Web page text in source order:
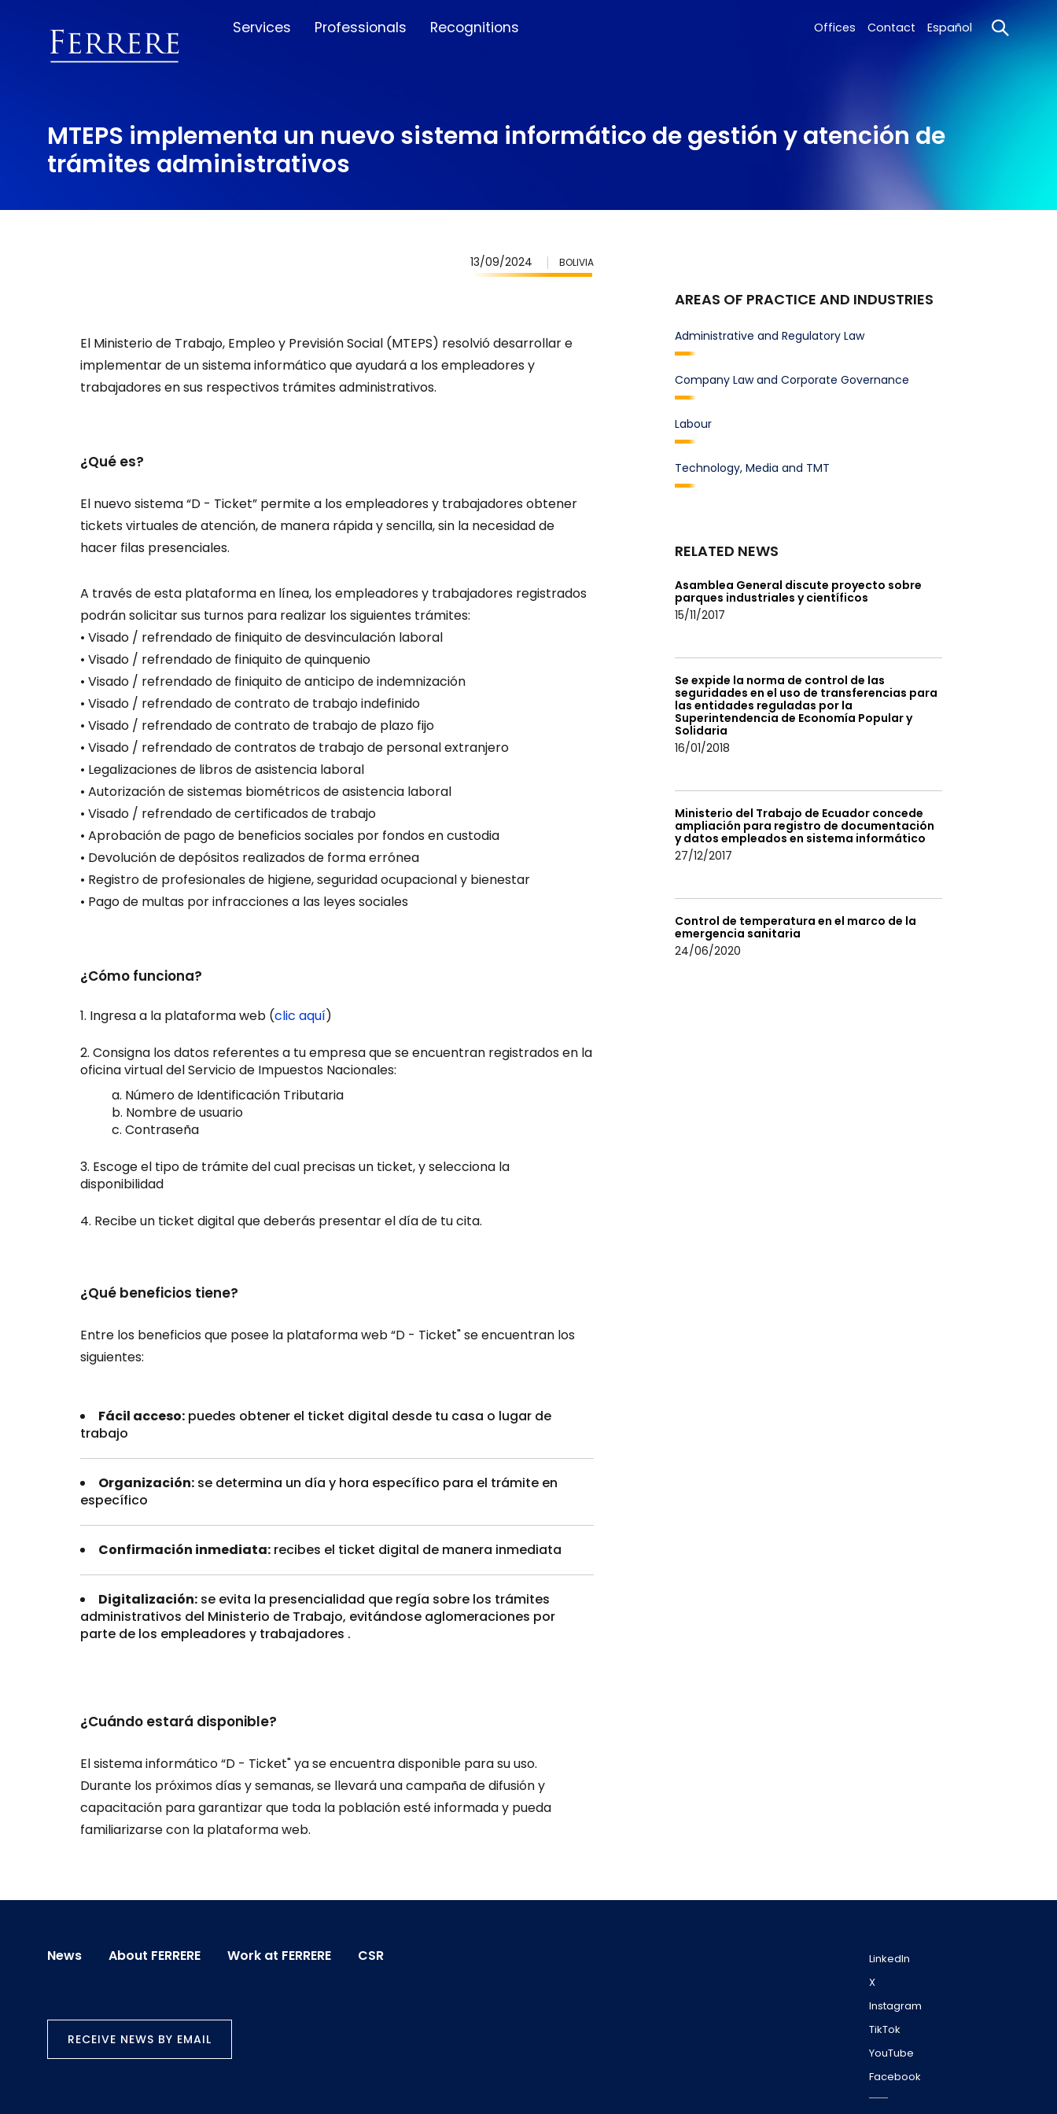
Services Professionals Recognitions Offices Contact Español
MTEPS implementa un nuevo sistema informático de gestión y atención de
trámites administrativos
13/09/2024 BOLIVIA
El Ministerio de Trabajo, Empleo y Previsión Social (MTEPS) resolvió desarrollar e
implementar de un sistema informático que ayudará a los empleadores y
trabajadores en sus respectivos trámites administrativos.
¿Qué es?
El nuevo sistema “D - Ticket” permite a los empleadores y trabajadores obtener
tickets virtuales de atención, de manera rápida y sencilla, sin la necesidad de
hacer filas presenciales.
A través de esta plataforma en línea, los empleadores y trabajadores registrados
podrán solicitar sus turnos para realizar los siguientes trámites:
• Visado / refrendado de finiquito de desvinculación laboral
• Visado / refrendado de finiquito de quinquenio
• Visado / refrendado de finiquito de anticipo de indemnización
• Visado / refrendado de contrato de trabajo indefinido
• Visado / refrendado de contrato de trabajo de plazo fijo
• Visado / refrendado de contratos de trabajo de personal extranjero
• Legalizaciones de libros de asistencia laboral
• Autorización de sistemas biométricos de asistencia laboral
• Visado / refrendado de certificados de trabajo
• Aprobación de pago de beneficios sociales por fondos en custodia
• Devolución de depósitos realizados de forma errónea
• Registro de profesionales de higiene, seguridad ocupacional y bienestar
• Pago de multas por infracciones a las leyes sociales
¿Cómo funciona?
Ingresa a la plataforma web (clic aquí)
Consigna los datos referentes a tu empresa que se encuentran registrados en la
oficina virtual del Servicio de Impuestos Nacionales:
Número de Identificación Tributaria
Nombre de usuario
Contraseña
Escoge el tipo de trámite del cual precisas un ticket, y selecciona la
disponibilidad
Recibe un ticket digital que deberás presentar el día de tu cita.
¿Qué beneficios tiene?
Entre los beneficios que posee la plataforma web “D - Ticket" se encuentran los
siguientes:
Fácil acceso: puedes obtener el ticket digital desde tu casa o lugar de
trabajo
Organización: se determina un día y hora específico para el trámite en
específico
Confirmación inmediata: recibes el ticket digital de manera inmediata
Digitalización: se evita la presencialidad que regía sobre los trámites
administrativos del Ministerio de Trabajo, evitándose aglomeraciones por
parte de los empleadores y trabajadores .
¿Cuándo estará disponible?
El sistema informático “D - Ticket" ya se encuentra disponible para su uso.
Durante los próximos días y semanas, se llevará una campaña de difusión y
capacitación para garantizar que toda la población esté informada y pueda
familiarizarse con la plataforma web.
AREAS OF PRACTICE AND INDUSTRIES
Administrative and Regulatory Law
Company Law and Corporate Governance
Labour
Technology, Media and TMT
RELATED NEWS
Asamblea General discute proyecto sobre
parques industriales y científicos
15/11/2017
Se expide la norma de control de las
seguridades en el uso de transferencias para
las entidades reguladas por la
Superintendencia de Economía Popular y
Solidaria
16/01/2018
Ministerio del Trabajo de Ecuador concede
ampliación para registro de documentación
y datos empleados en sistema informático
27/12/2017
Control de temperatura en el marco de la
emergencia sanitaria
24/06/2020
News About FERRERE Work at FERRERE CSR
RECEIVE NEWS BY EMAIL
LinkedIn
X
Instagram
TikTok
YouTube
Facebook